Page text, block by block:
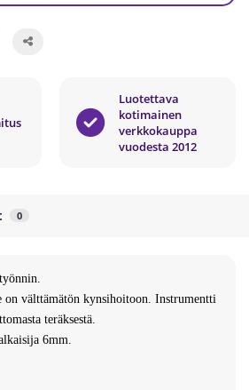
Luotettava
kotimainen
verkkokauppa
vuodesta 2012
0
on välttämätön kynsihoitoon. Instrumentti
teräksestä.
6mm.